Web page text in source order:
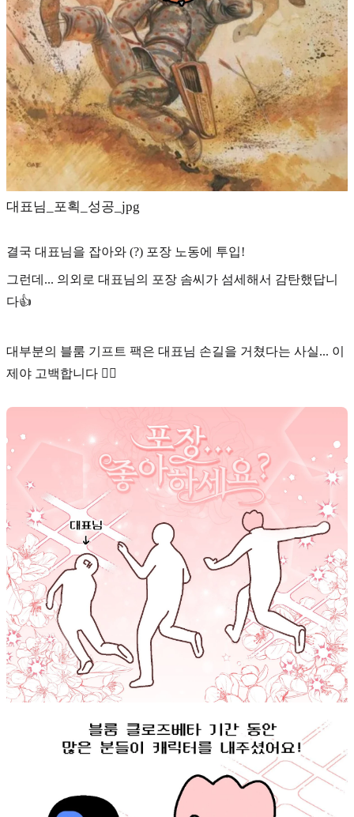
대표님_포획_성공_jpg
결국 대표님을 잡아와 (?) 포장 노동에 투입!
그런데... 의외로 대표님의 포장 솜씨가 섬세해서 감탄했답니
다👍
대부분의 블룸 기프트 팩은 대표님 손길을 거쳤다는 사실... 이
제야 고백합니다 🙇‍♀️